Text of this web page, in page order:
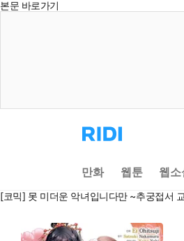
본문 바로가기
리
디
으
로
동
만화 웹툰 웹소
[코믹] 못 미더운 악녀입니다만 ~추궁접서